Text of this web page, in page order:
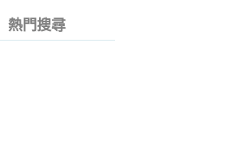
熱門搜尋